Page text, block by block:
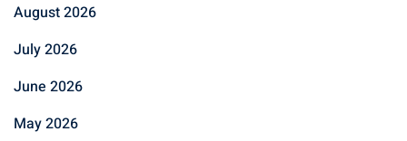
August 2026
July 2026
June 2026
May 2026